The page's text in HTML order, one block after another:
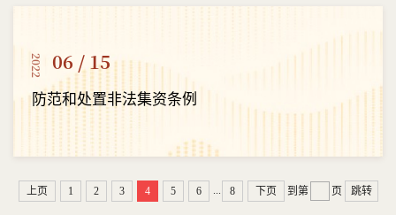
2022 06 / 15
防范和处置非法集资条例
上页 1 2 3 4 5 6 ... 8 下页 到第 页 跳转